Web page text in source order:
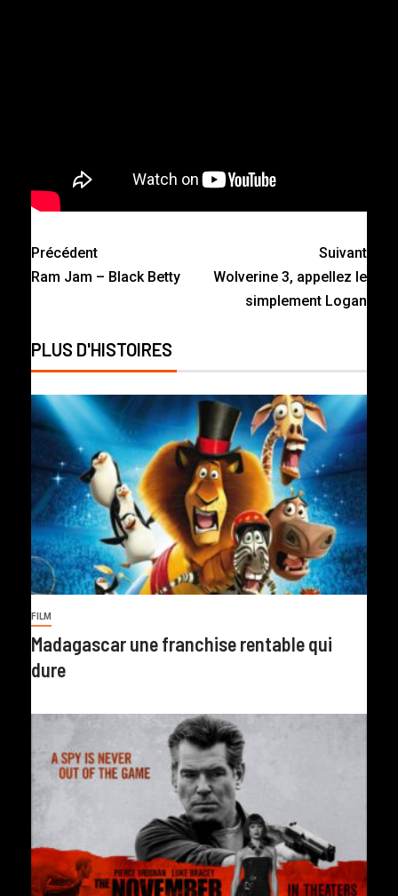
Précédent
Ram Jam – Black Betty
Suivant
Wolverine 3, appellez le
simplement Logan
PLUS D'HISTOIRES
FILM
Madagascar une franchise rentable qui
dure